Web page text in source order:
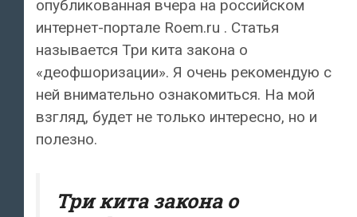
опубликованная вчера на российском
интернет-портале Roem.ru . Статья
называется Три кита закона о
«деофшоризации». Я очень рекомендую с
ней внимательно ознакомиться. На мой
взгляд, будет не только интересно, но и
полезно.
Три кита закона о